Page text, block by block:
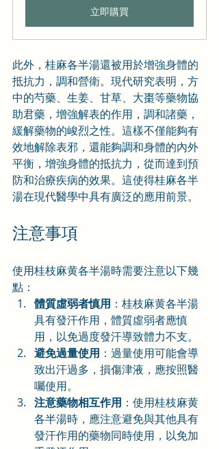
立即購買
此外，桂麻各半湯還被用於增強身體的
抵抗力，調和營衛。現代研究表明，方
中的芍藥、生姜、甘草、大棗等藥物協
助君藥，增強解表的作用，調和諸藥，
緩解藥物的峻烈之性。這樣不僅能夠有
效地解除表邪，還能夠調和身體的內外
平衡，增強身體的抵抗力，從而達到預
防和治療疾病的效果。這使得桂麻各半
湯在現代醫學中具有廣泛的應用前景。
注意事項
使用桂枝麻黄各半湯時需要注意以下幾
點：
體質虛弱者慎用 ：桂枝麻黄各半湯
具有發汗作用，體質虛弱者應慎
用，以免過度發汗導致體力不支。
避免過量使用 ：過量使用可能會導
致出汗過多，損傷津液，應按照醫
囑使用。
注意藥物相互作用 ：使用桂枝麻黄
各半湯時，應注意避免與其他具有
發汗作用的藥物同時使用，以免加